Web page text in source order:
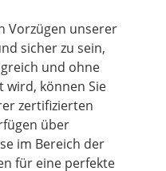
Vorzügen unserer
sicher zu sein,
und ohne
wird, können Sie
zertifizierten
über
im Bereich der
für eine perfekte